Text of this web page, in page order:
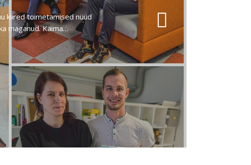
kiired toimetamised nüüd
maganud. Käima…